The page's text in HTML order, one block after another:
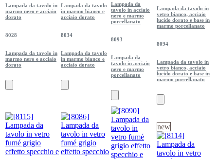
Lampada da tavolo in
marmo nero e acciaio
dorato
8028
Lampada da tavolo in
marmo nero e acciaio
dorato
Lampada da tavolo
in marmo bianco e
acciaio dorato
8034
Lampada da tavolo
in marmo bianco e
acciaio dorato
Lampada da
tavolo in acciaio
nero e marmo
porcellanato
8093
Lampada da
tavolo in acciaio
nero e marmo
porcellanato
Lampada da tavolo in
vetro bianco, acciaio
lucido dorato e base in
marmo porcellanato
8094
Lampada da tavolo in
vetro bianco, acciaio
lucido dorato e base in
marmo porcellanato
new